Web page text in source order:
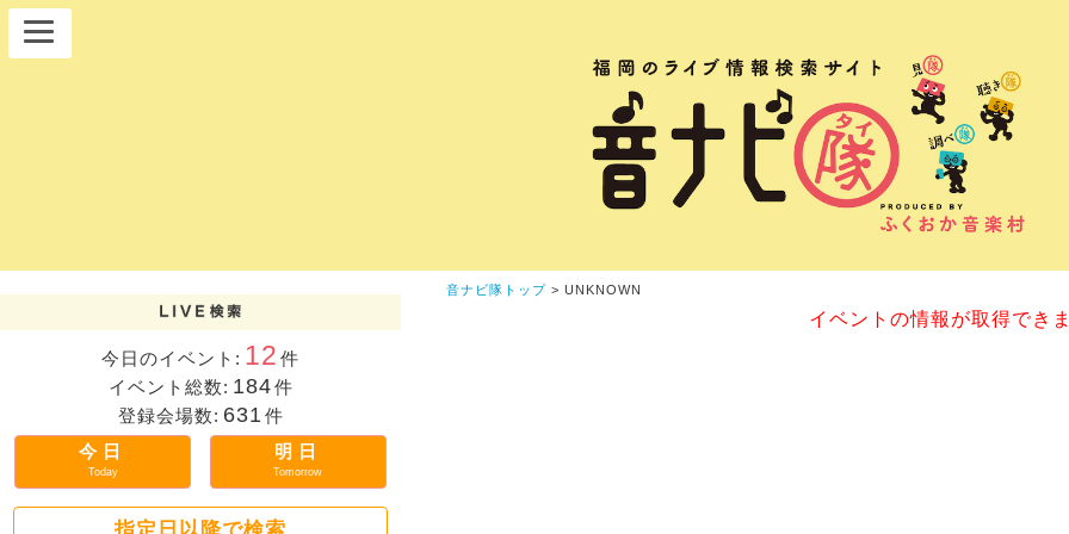
今日のイベント: 12 件
イベント総数: 184件
登録会場数: 631 件
今日
Today
明日
Tomorrow
指定日以降で検索
音ナビ隊トップ > UNKNOWN
イベントの情報が取得でき